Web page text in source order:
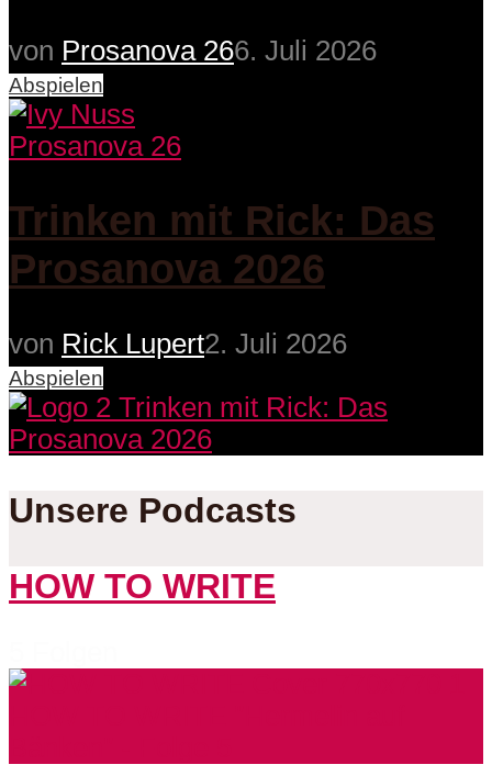
von Prosanova 266. Juli 2026
Abspielen
Prosanova 26
Trinken mit Rick: Das
Prosanova 2026
von Rick Lupert2. Juli 2026
Abspielen
Unsere Podcasts
HOW TO WRITE